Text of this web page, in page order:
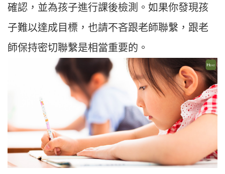
確認，並為孩子進行課後檢測。如果你發現孩
子難以達成目標，也請不吝跟老師聯繫，跟老
師保持密切聯繫是相當重要的。​​